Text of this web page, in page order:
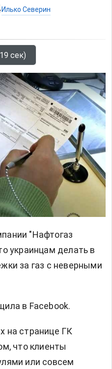
Илько Северин
сек)
"Нафтогаз
украинцам делать в
за газ с неверными
в Facebook.
на странице ГК
что клиенты
или совсем